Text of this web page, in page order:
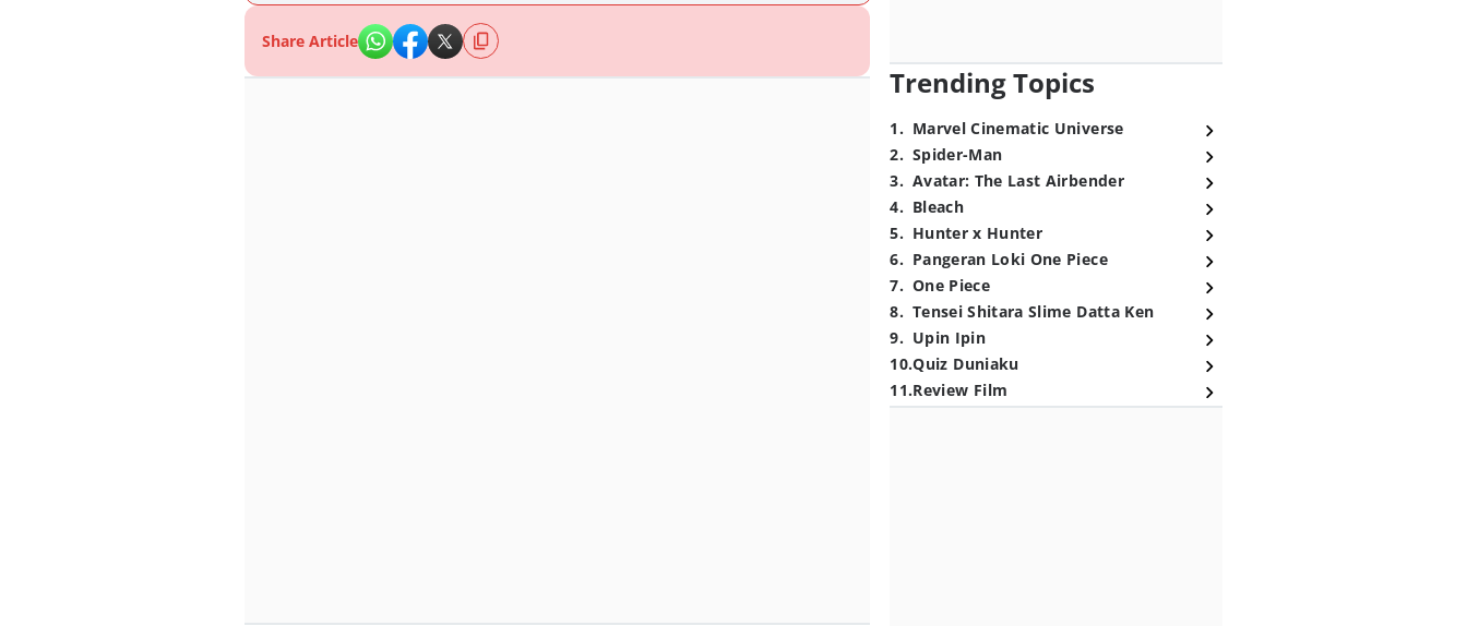
Share Article
Trending Topics
1. Marvel Cinematic Universe
2. Spider-Man
3. Avatar: The Last Airbender
4. Bleach
5. Hunter x Hunter
6. Pangeran Loki One Piece
7. One Piece
8. Tensei Shitara Slime Datta Ken
9. Upin Ipin
10.Quiz Duniaku
11.Review Film